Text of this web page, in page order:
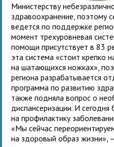
Министерству
здравоохранение, поэтому
ведется по поддержке
момент трехуровневая
помощи присутствует в 83
эта система «стоит крепко
на шатающихся ножках»,
региона разрабатывается
программа по развитию
также подняла вопрос о
диспансеризации. И
на профилактику
«Мы сейчас
на здоровый образ жизни»,